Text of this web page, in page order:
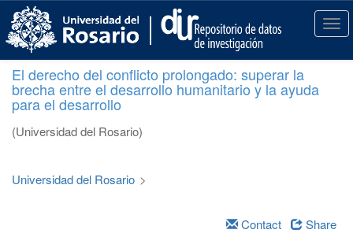
p
T
o
g
t
El derecho del conflicto prolongado: superar la
brecha entre el desarrollo humanitario y la ayuda
para el desarrollo
(Universidad del Rosario)
Universidad del Rosario >
Contact Share